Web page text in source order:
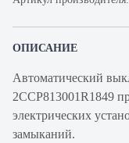
ОПИСАНИЕ
Автоматический
2CCP813001R1849
электрических
замыканий.